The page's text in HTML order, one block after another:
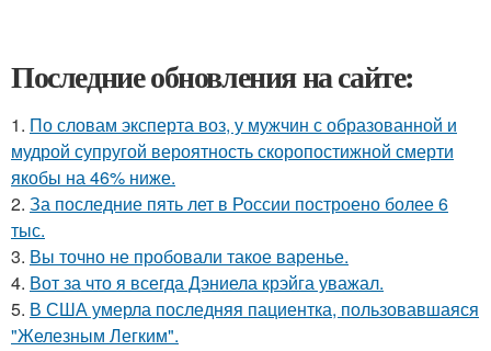
Последние обновления на сайте:
1. По словам эксперта воз, у мужчин с образованной и
мудрой супругой вероятность скоропостижной смерти
якобы на 46% ниже.
2. За последние пять лет в России построено более 6
тыс.
3. Вы точно не пробовали такое варенье.
4. Вот за что я всегда Дэниела крэйга уважал.
5. В США умерла последняя пациентка, пользовавшаяся
"Железным Легким".